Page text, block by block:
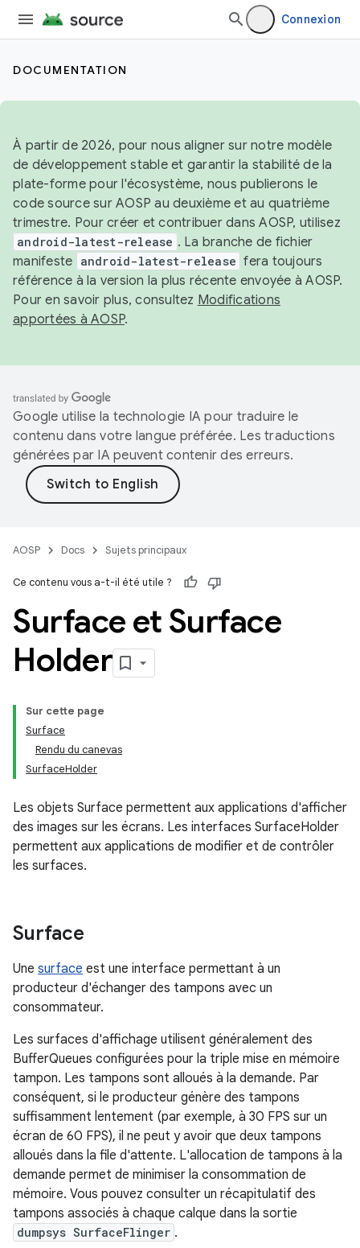
Connexion
DOCUMENTATION
À partir de 2026, pour nous aligner sur notre modèle
de développement stable et garantir la stabilité de la
plate-forme pour l'écosystème, nous publierons le
code source sur AOSP au deuxième et au quatrième
trimestre. Pour créer et contribuer dans AOSP, utilisez
android-latest-release . La branche de fichier
manifeste android-latest-release fera toujours
référence à la version la plus récente envoyée à AOSP.
Pour en savoir plus, consultez Modifications
apportées à AOSP.
Google utilise la technologie IA pour traduire le
contenu dans votre langue préférée. Les traductions
générées par IA peuvent contenir des erreurs.
AOSP Docs Sujets principaux
Ce contenu vous a-t-il été utile ?
Surface et Surface
Holder
Sur cette page
Surface
Rendu du canevas
SurfaceHolder
Les objets Surface permettent aux applications d'afficher
des images sur les écrans. Les interfaces SurfaceHolder
permettent aux applications de modifier et de contrôler
les surfaces.
Surface
Une surface est une interface permettant à un
producteur d'échanger des tampons avec un
consommateur.
Les surfaces d'affichage utilisent généralement des
BufferQueues configurées pour la triple mise en mémoire
tampon. Les tampons sont alloués à la demande. Par
conséquent, si le producteur génère des tampons
suffisamment lentement (par exemple, à 30 FPS sur un
écran de 60 FPS), il ne peut y avoir que deux tampons
alloués dans la file d'attente. L'allocation de tampons à la
demande permet de minimiser la consommation de
mémoire. Vous pouvez consulter un récapitulatif des
tampons associés à chaque calque dans la sortie
dumpsys SurfaceFlinger .